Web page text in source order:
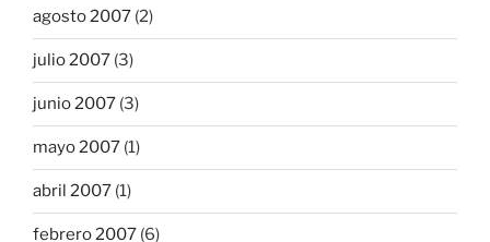
agosto 2007 (2)
julio 2007 (3)
junio 2007 (3)
mayo 2007 (1)
abril 2007 (1)
febrero 2007 (6)